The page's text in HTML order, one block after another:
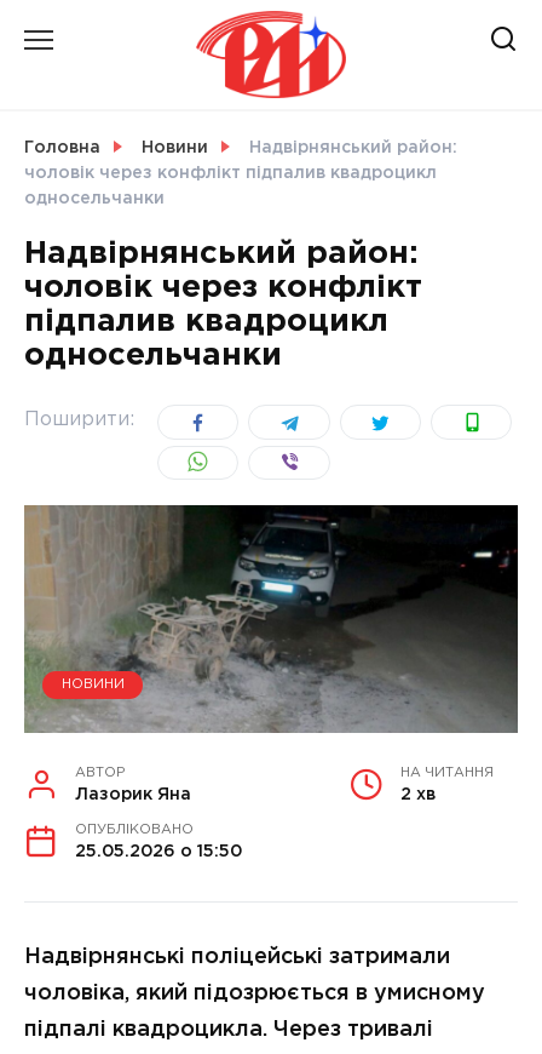
СВІТ
УКРАЇНА
Головна Новини
Надвірнянський район:
чоловік через конфлікт підпалив квадроцикл
односельчанки
Надвірнянський район:
чоловік через конфлікт
підпалив квадроцикл
односельчанки
Поширити:
НОВИНИ
АВТОР
Лазорик Яна
НА ЧИТАННЯ
2 хв
ОПУБЛІКОВАНО
25.05.2026 о 15:50
Надвірнянські поліцейські затримали
чоловіка, який підозрюється в умисному
підпалі квадроцикла. Через тривалі